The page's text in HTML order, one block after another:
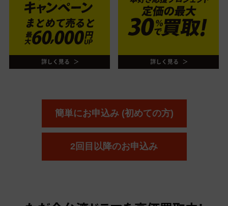
簡単にお申込み (初めての方)
2回目以降のお申込み